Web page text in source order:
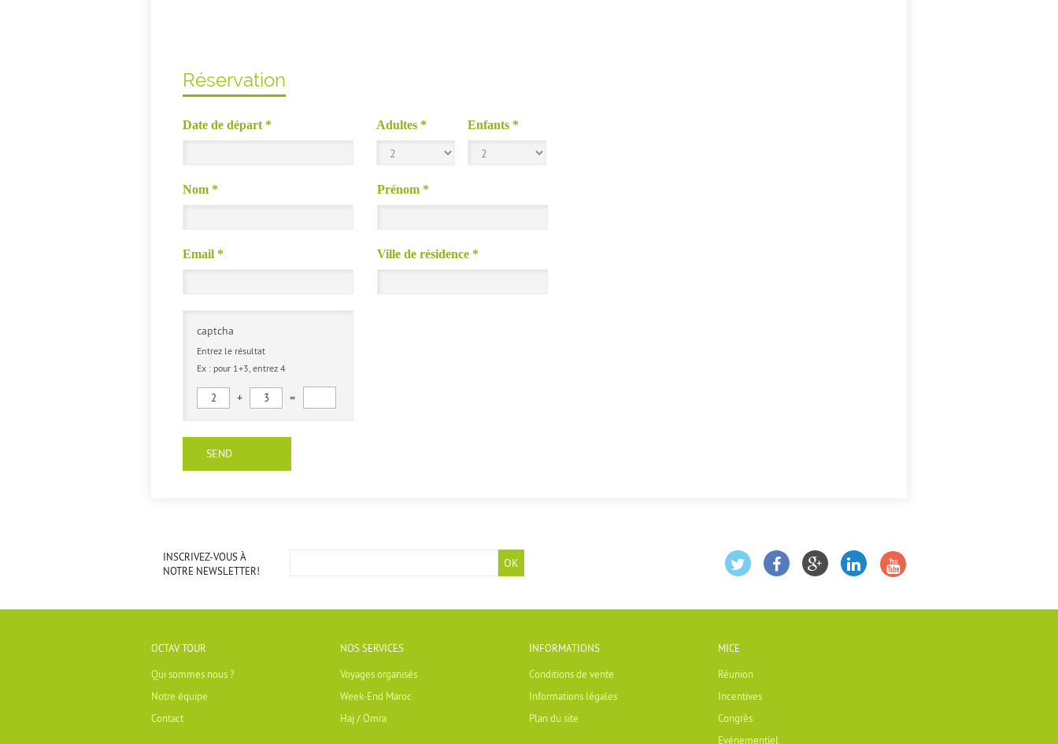
Réservation
Date de départ * Adultes * Enfants *
Nom * Prénom *
Email * Ville de résidence *
captcha
Entrez le résultat
Ex : pour 1+3, entrez 4
2 + 3 =
INSCRIVEZ-VOUS À
NOTRE NEWSLETTER!
OK
OCTAV TOUR
Qui sommes nous ?
Notre équipe
Contact
NOS SERVICES
Voyages organisés
Week-End Maroc
Haj / Omra
INFORMATIONS
Conditions de vente
Informations légales
Plan du site
MICE
Réunion
Incentives
Congrès
Evénementiel